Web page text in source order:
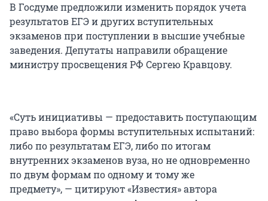
В Госдуме предложили изменить порядок учета
результатов ЕГЭ и других вступительных
экзаменов при поступлении в высшие учебные
заведения. Депутаты направили обращение
министру просвещения РФ Сергею Кравцову.
«Суть инициативы — предоставить поступающим
право выбора формы вступительных испытаний:
либо по результатам ЕГЭ, либо по итогам
внутренних экзаменов вуза, но не одновременно
по двум формам по одному и тому же
предмету», — цитируют «Известия» автора